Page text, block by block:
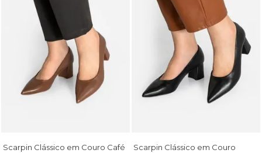
Scarpin Clássico em Couro Café
Scarpin Clássico em Couro